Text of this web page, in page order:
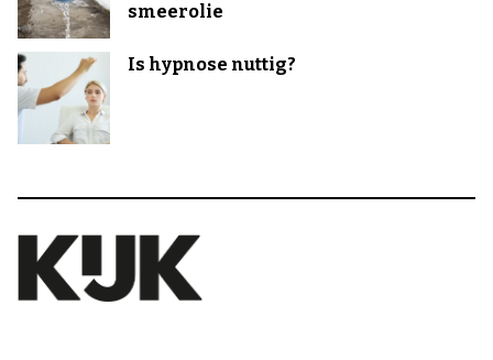
smeerolie
Is hypnose nuttig?